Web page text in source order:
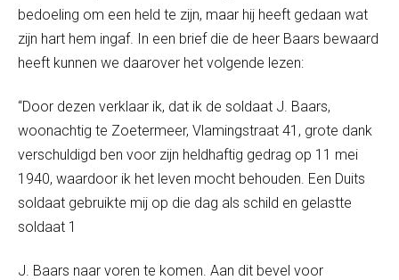
bedoeling om een held te zijn, maar hij heeft gedaan wat
zijn hart hem ingaf. In een brief die de heer Baars bewaard
heeft kunnen we daarover het volgende lezen:
“Door dezen verklaar ik, dat ik de soldaat J. Baars,
woonachtig te Zoetermeer, Vlamingstraat 41, grote dank
verschuldigd ben voor zijn heldhaftig gedrag op 11 mei
1940, waardoor ik het leven mocht behouden. Een Duits
soldaat gebruikte mij op die dag als schild en gelastte
soldaat 1
J. Baars naar voren te komen. Aan dit bevel voor